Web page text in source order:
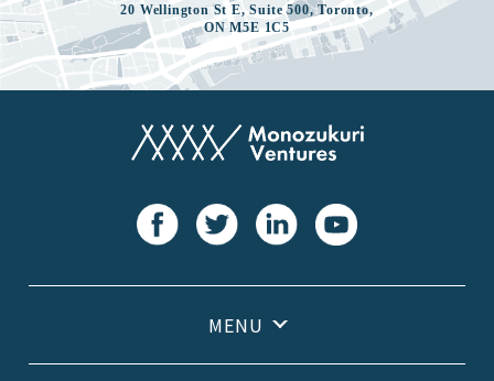
20 Wellington St E, Suite 500, Toronto,
ON M5E 1C5